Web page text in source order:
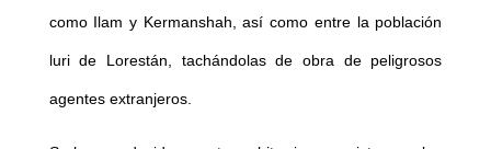
como Ilam y Kermanshah, así como entre la población
luri de Lorestán, tachándolas de obra de peligrosos
agentes extranjeros.